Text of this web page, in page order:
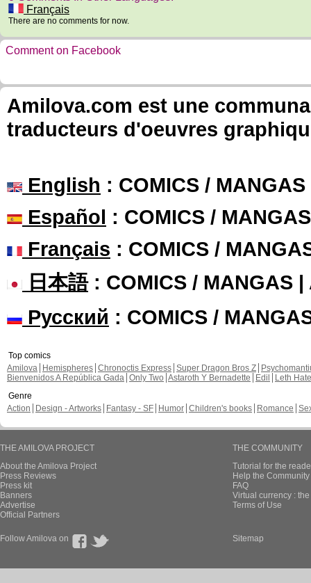
Français
There are no comments for now.
Comment on Facebook
Amilova.com est une
traducteurs d'oeuvres
English : COMICS /
Español : COMICS /
Français : COMICS /
日本語: COMICS / MANGAS |
Русский : COMICS /
Top comics
Amilova
Hemispheres Chronoctis Express Super Dragon Bros Z
Bienvenidos A República Gada Only Two Astaroth Y Bernadette Edil
Leth Hate
Genre
Action
Design - Artworks Fantasy - SF Humor Children's books Romance
THE AMILOVA PROJECT
About the Amilova Project
Press Reviews
Press kit
Banners
Advertise
Official Partners
THE COMMUNITY
Tutorial for the
Help the
FAQ
Virtual currency :
Terms of Use
Follow Amilova on Sitemap